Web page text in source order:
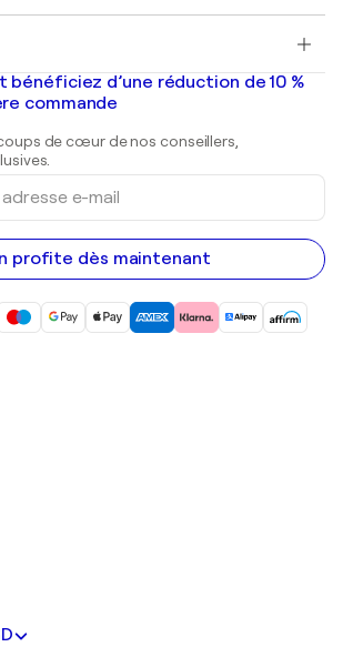
à vendre
bénéficiez d’une réduction de 10 %
commande
de cœur de nos conseillers,
profite dès maintenant